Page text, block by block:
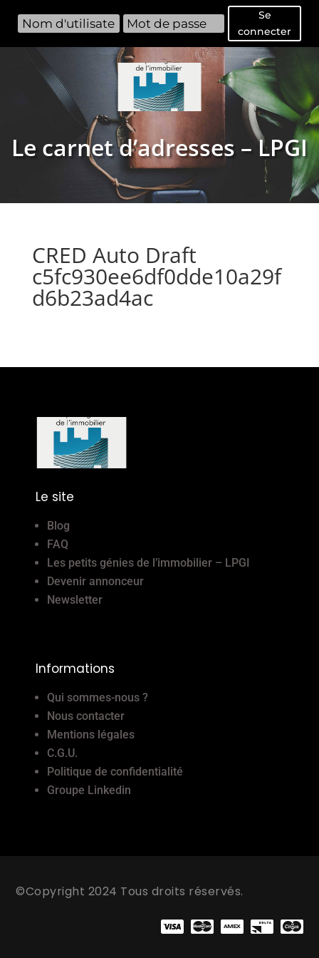
Se
connecter
Le carnet d’adresses – LPGI
CRED Auto Draft
c5fc930ee6df0dde10a29f
d6b23ad4ac
Le site
Blog
FAQ
Les petits génies de l’immobilier – LPGI
Devenir annonceur
Newsletter
Informations
Qui sommes-nous ?
Nous contacter
Mentions légales
C.G.U.
Politique de confidentialité
Groupe Linkedin
©Copyright 2024 Tous droits réservés.